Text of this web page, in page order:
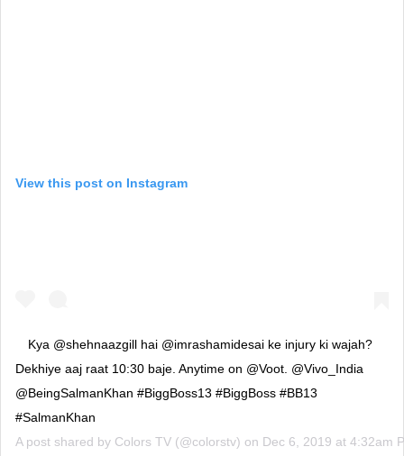
View this post on Instagram
Kya @shehnaazgill hai @imrashamidesai ke injury ki wajah?
Dekhiye aaj raat 10:30 baje. Anytime on @Voot. @Vivo_India
@BeingSalmanKhan #BiggBoss13 #BiggBoss #BB13
#SalmanKhan
A post shared by Colors TV (@colorstv) on Dec 6, 2019 at 4:32am